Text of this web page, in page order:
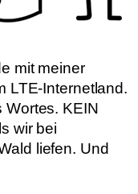
mit meiner
LTE-Internetland.
Wortes. KEIN
wir bei
liefen. Und